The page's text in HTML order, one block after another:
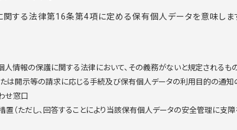
する法律第16条第4項に定める保有個人データを意味しま
情報の保護に関する法律において、その義務がないと規定されるも
は開示等の請求に応じる手続及び保有個人データの利用目的の通
せ窓口
（ただし、回答することにより当該保有個人データの安全管理に支障